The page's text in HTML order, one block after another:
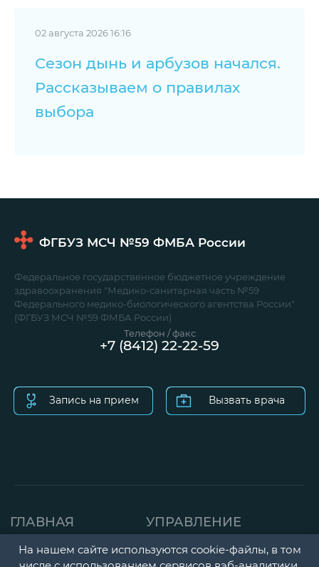
02 августа 2026 16:16
Сезон дынь и арбузов начался.
Рассказываем о правилах
выбора
ФГБУЗ МСЧ №59 ФМБА России
Федеральное государственное бюджетное учреждение
здравоохранения "Медико-санитарная часть №59
Федерального медико-биологического агентства России"
(ФГБУЗ МСЧ №59 ФМБА России)
ГЛАВНАЯ
УПРАВЛЕНИЕ
ДЕТСКАЯ
Запись на прием Вызвать врача
Телефон / факс
+7 (8412) 22-22-59
На нашем сайте используются cookie-файлы, в том